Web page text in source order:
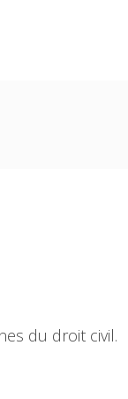
du droit civil.